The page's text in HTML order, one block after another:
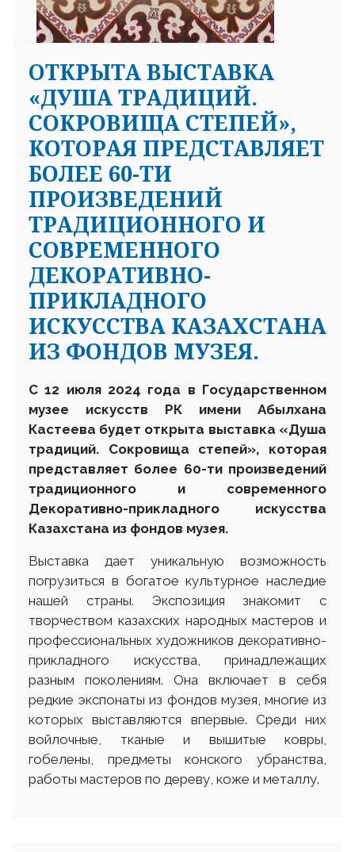
OТКРЫТА ВЫСТАВКА
«ДУША ТРАДИЦИЙ.
СОКРОВИЩА СТЕПЕЙ»,
КОТОРАЯ ПРЕДСТАВЛЯЕТ
БОЛЕЕ 60-ТИ
ПРОИЗВЕДЕНИЙ
ТРАДИЦИОННОГО И
СОВРЕМЕННОГО
ДЕКОРАТИВНО-
ПРИКЛАДНОГО
ИСКУССТВА КАЗАХСТАНА
ИЗ ФОНДОВ МУЗЕЯ.
С12 июля 2024 года в Государственном
музее искусств РК имени Абылхана
Кастеева будет открыта выставка «Душа
традиций. Сокровища степей», которая
представляет более 60-ти произведений
традиционного и современного
Декоративно-прикладного искусства
Казахстана из фондов музея.
Выставка дает уникальную возможность
погрузиться в богатое культурное наследие
нашей страны. Экспозиция знакомит с
творчеством казахских народных мастеров и
профессиональных художников декоративно-
прикладного искусства, принадлежащих
разным поколениям. Она включает в себя
редкие экспонаты из фондов музея, многие из
которых выставляются впервые. Среди них
войлочные, тканые и вышитые ковры,
гобелены, предметы конского убранства,
работы мастеров по дереву, коже и металлу.